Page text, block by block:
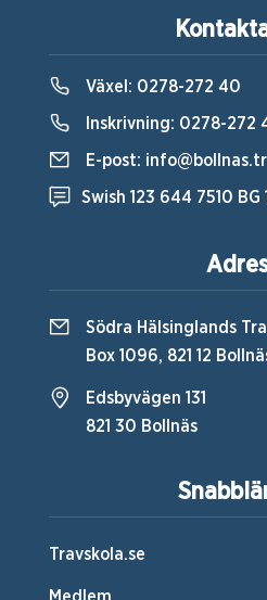
Travskola.se
Växel: 0278-272 40
Inskrivning: 0278-272
E-post:
Swish 123 644 7510
Södra Hälsinglands
Box 1096, 821 12
Edsbyvägen 131
821 30 Bollnäs